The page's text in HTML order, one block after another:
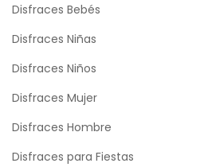
Disfraces Bebés
Disfraces Niñas
Disfraces Niños
Disfraces Mujer
Disfraces Hombre
Disfraces para Fiestas